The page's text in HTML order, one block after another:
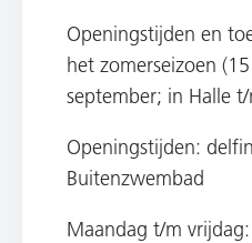
Openingstijden en
het zomerseizoen
september; in Halle
Openingstijden:
Buitenzwembad
Maandag t/m